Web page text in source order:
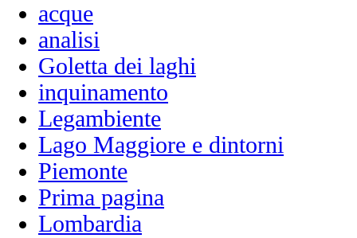
acque
analisi
Goletta dei laghi
inquinamento
Legambiente
Lago Maggiore e dintorni
Piemonte
Prima pagina
Lombardia